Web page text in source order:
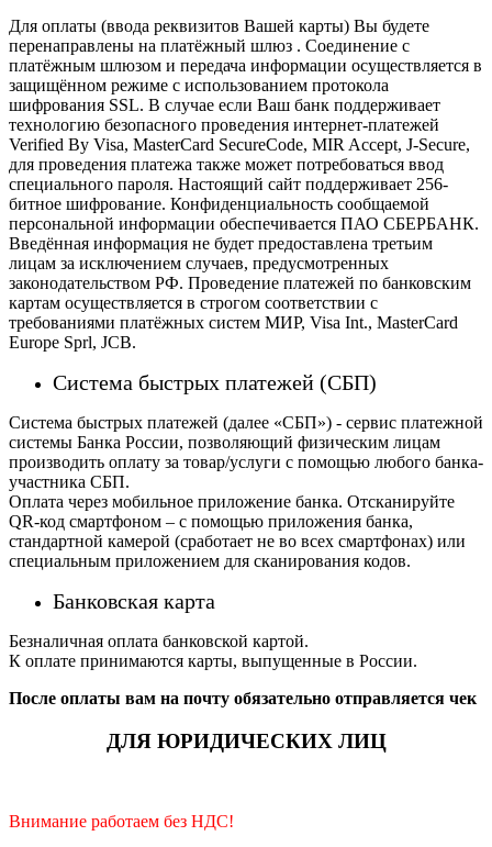
Для оплаты (ввода реквизитов Вашей карты) Вы будете
перенаправлены на платёжный шлюз . Соединение с
платёжным шлюзом и передача информации осуществляется в
защищённом режиме с использованием протокола
шифрования SSL. В случае если Ваш банк поддерживает
технологию безопасного проведения интернет-платежей
Verified By Visa, MasterCard SecureCode, MIR Accept, J-Secure,
для проведения платежа также может потребоваться ввод
специального пароля. Настоящий сайт поддерживает 256-
битное шифрование. Конфиденциальность сообщаемой
персональной информации обеспечивается ПАО СБЕРБАНК.
Введённая информация не будет предоставлена третьим
лицам за исключением случаев, предусмотренных
законодательством РФ. Проведение платежей по банковским
картам осуществляется в строгом соответствии с
требованиями платёжных систем МИР, Visa Int., MasterCard
Europe Sprl, JCB.
Система быстрых платежей (СБП)
Система быстрых платежей (далее «СБП») - сервис платежной
системы Банка России, позволяющий физическим лицам
производить оплату за товар/услуги с помощью любого банка-
участника СБП.
Оплата через мобильное приложение банка. Отсканируйте
QR-код смартфоном – с помощью приложения банка,
стандартной камерой (сработает не во всех смартфонах) или
специальным приложением для сканирования кодов.
Банковская карта
Безналичная оплата банковской картой.
К оплате принимаются карты, выпущенные в России.
После оплаты вам на почту обязательно отправляется чек
ДЛЯ ЮРИДИЧЕСКИХ ЛИЦ
Внимание работаем без НДС!